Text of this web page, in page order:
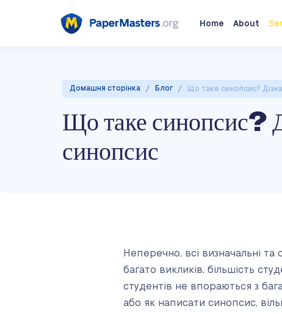
Home About
Домашня сторінка / Блог / Що таке синопсис?
Що таке синопсис?
синопсис
Неперечно, всі визначальні
багато викликів, більшість
студентів не впораються з
або як написати синопсис,